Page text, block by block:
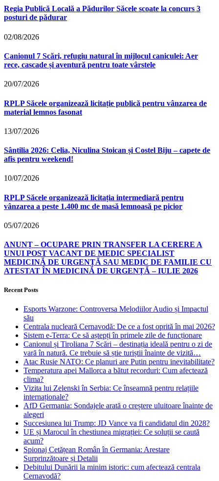
Regia Publică Locală a Pădurilor Săcele scoate la concurs 3
posturi de pădurar
02/08/2026
Canionul 7 Scări, refugiu natural în mijlocul caniculei: Aer
rece, cascade și aventură pentru toate vârstele
20/07/2026
RPLP Săcele organizează licitație publică pentru vânzarea de
material lemnos fasonat
13/07/2026
Sântilia 2026: Celia, Niculina Stoican și Costel Biju – capete de
afis pentru weekend!
10/07/2026
RPLP Săcele organizează licitația intermediară pentru
vânzarea a peste 1.400 mc de masă lemnoasă pe picior
05/07/2026
ANUNȚ – OCUPARE PRIN TRANSFER LA CERERE A
UNUI POST VACANT DE MEDIC SPECIALIST
MEDICINĂ DE URGENȚĂ SAU MEDIC DE FAMILIE CU
ATESTAT ÎN MEDICINĂ DE URGENȚĂ – IULIE 2026
Recent Posts
Esports Warzone: Controversa Melodiilor Audio și Impactul
său
Centrala nucleară Cernavodă: De ce a fost oprită în mai 2026?
Sistem e-Terra: Ce să aștepți în primele zile de funcționare
Canionul și Tiroliana 7 Scări – destinația ideală pentru o zi de
vară în natură. Ce trebuie să știe turiștii înainte de vizită…
Atac Rusie NATO: Ce planuri are Putin pentru inevitabilitate?
Temperatura apei Mallorca a bătut recorduri: Cum afectează
clima?
Vizita lui Zelenski în Serbia: Ce înseamnă pentru relațiile
internaționale?
AfD Germania: Sondajele arată o creștere uluitoare înainte de
alegeri
Succesiunea lui Trump: JD Vance va fi candidatul din 2028?
UE și Marocul în chestiunea migrației: Ce soluții se caută
acum?
Spionaj Cetățean Român în Germania: Arestare
Surprinzătoare și Detalii
Debitului Dunării la minim istoric: cum afectează centrala
Cernavodă?